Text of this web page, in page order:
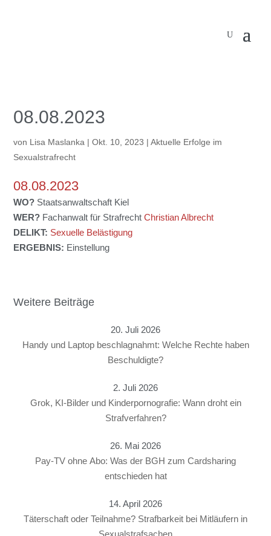
08.08.2023
von Lisa Maslanka |Okt. 10, 2023 |Aktuelle Erfolge im
Sexualstrafrecht
08.08.2023
WO? Staatsanwaltschaft Kiel
WER? Fachanwalt für StrafrechtChristian Albrecht
DELIKT: Sexuelle Belästigung
ERGEBNIS: Einstellung
Weitere Beiträge
20. Juli 2026
Handy und Laptop beschlagnahmt: Welche Rechte haben
Beschuldigte?
2. Juli 2026
Grok, KI-Bilder und Kinderpornografie: Wann droht ein
Strafverfahren?
26. Mai 2026
Pay-TV ohne Abo: Was der BGH zum Cardsharing
entschieden hat
14. April 2026
Täterschaft oder Teilnahme? Strafbarkeit bei Mitläufern in
Sexualstrafsachen